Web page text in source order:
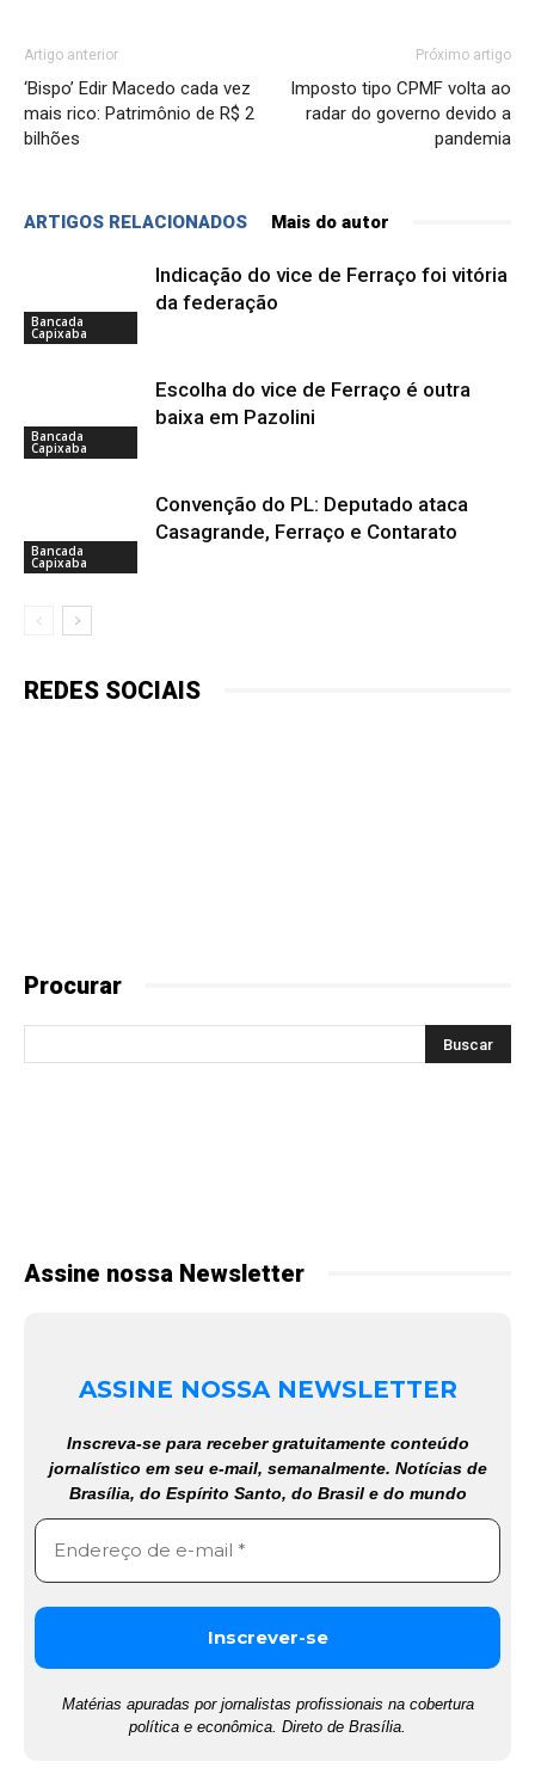
Artigo anterior
‘Bispo’ Edir Macedo cada vez
mais rico: Patrimônio de R$ 2
bilhões
Próximo artigo
Imposto tipo CPMF volta ao
radar do governo devido a
pandemia
ARTIGOS RELACIONADOS Mais do autor
Bancada
Capixaba
Indicação do vice de Ferraço foi vitória
da federação
Bancada
Capixaba
Escolha do vice de Ferraço é outra
baixa em Pazolini
Bancada
Capixaba
Convenção do PL: Deputado ataca
Casagrande, Ferraço e Contarato
REDES SOCIAIS
Procurar
Assine nossa Newsletter
ASSINE NOSSA NEWSLETTER
Inscreva-se para receber gratuitamente conteúdo
jornalístico em seu e-mail, semanalmente. Notícias de
Brasília, do Espírito Santo, do Brasil e do mundo
Matérias apuradas por jornalistas profissionais na cobertura
política e econômica. Direto de Brasília.